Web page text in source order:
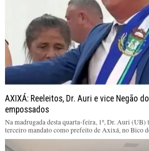
AXIXÁ: Reeleitos, Dr. Auri e vice Negão
empossados
Na madrugada desta quarta-feira, 1º, Dr. Auri (UB)
terceiro mandato como prefeito de Axixá, no Bico